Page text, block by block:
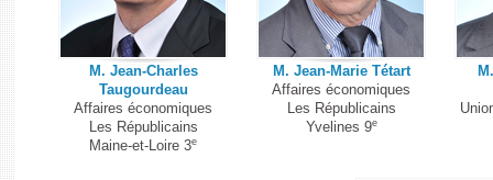
M. Jean-Charles
Taugourdeau
Affaires économiques
Les Républicains
Maine-et-Loire 3e
M. Jean-Marie Tétart
Affaires économiques
Les Républicains
Yvelines 9e